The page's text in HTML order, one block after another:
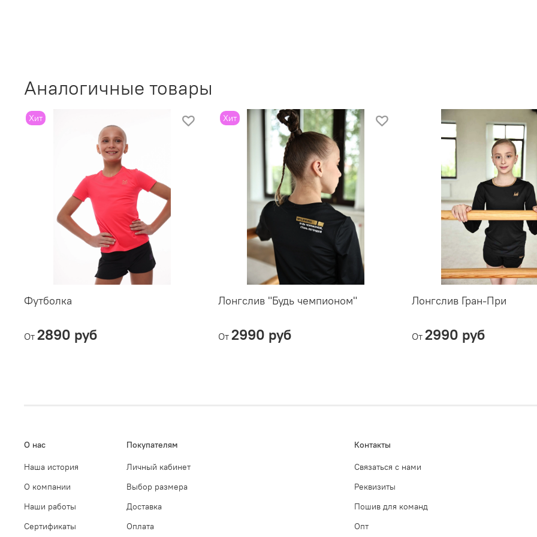
Аналогичные товары
Хит
Футболка
От 2890 руб
Хит
Лонгслив "Будь чемпионом"
От 2990 руб
Лонгслив Гран-При
От 2990 руб
О нас
Наша история
О компании
Наши работы
Сертификаты
Покупателям
Личный кабинет
Выбор размера
Доставка
Оплата
Контакты
Связаться с нами
Реквизиты
Пошив для команд
Опт